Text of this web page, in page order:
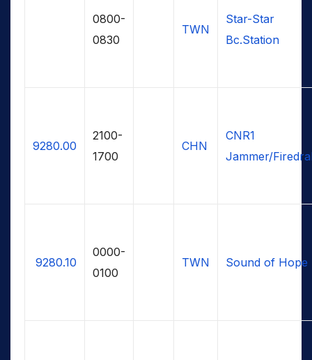
0800-
0830
TWN
Star-Star
Bc.Station
9280.00
2100-
1700
CHN
CNR1
Jammer/
9280.10
0000-
0100
TWN Sound of Hope